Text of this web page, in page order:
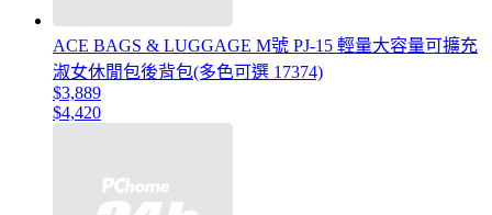
ACE BAGS & LUGGAGE M號 PJ-15 輕量大容量可擴充
淑女休閒包後背包(多色可選 17374)
$3,889
$4,420